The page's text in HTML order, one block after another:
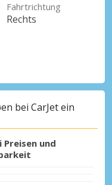
Fahrtrichtung
Rechts
bei CarJet ein
und